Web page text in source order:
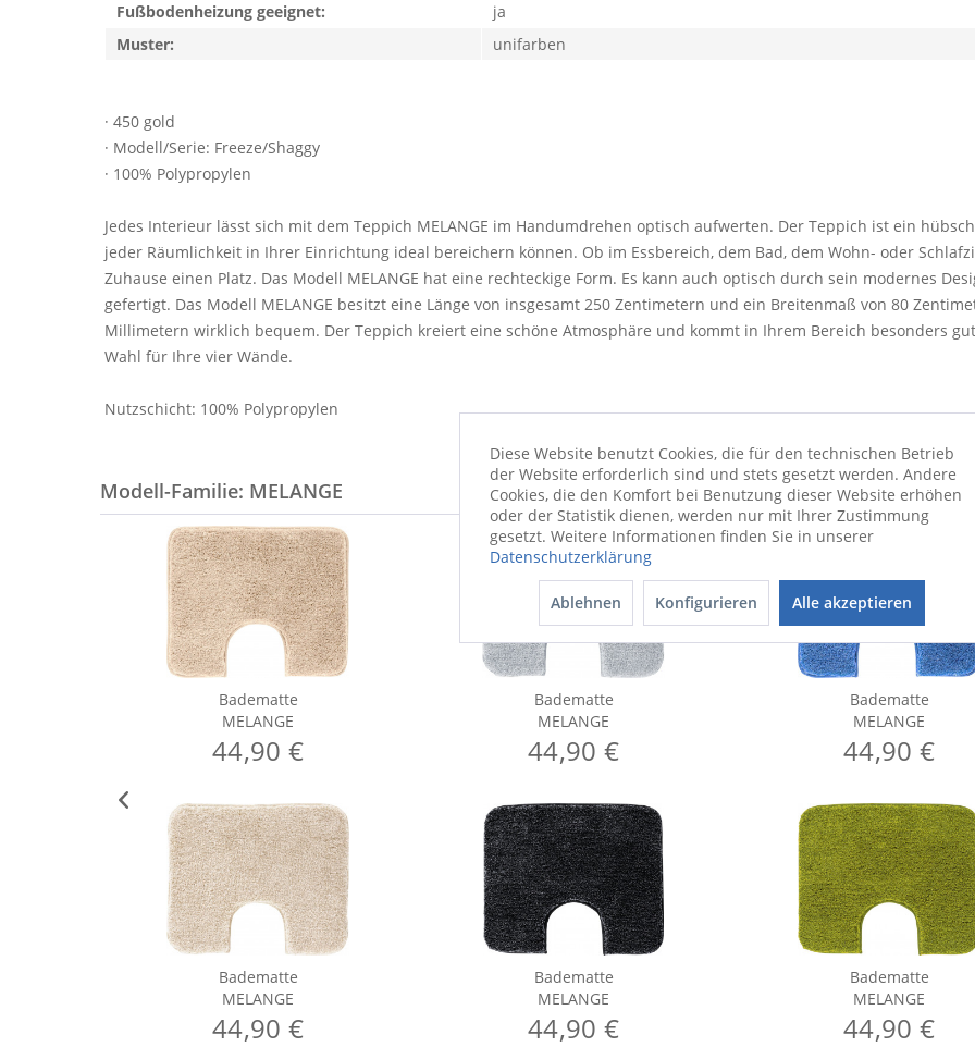
· 450 gold
· Modell/Serie: Freeze/Shaggy
· 100% Polypropylen
Jedes Interieur lässt sich mit dem Teppich MELANGE im Handumdrehen optisch aufwerten. Der Teppich ist ein
jeder Räumlichkeit in Ihrer Einrichtung ideal bereichern können. Ob im Essbereich, dem Bad, dem Wohn- oder
Zuhause einen Platz. Das Modell MELANGE hat eine rechteckige Form. Es kann auch optisch durch sein modernes
gefertigt. Das Modell MELANGE besitzt eine Länge von insgesamt 250 Zentimetern und ein Breitenmaß von 80
Millimetern wirklich bequem. Der Teppich kreiert eine schöne Atmosphäre und kommt in Ihrem Bereich besonders
Wahl für Ihre vier Wände.
Nutzschicht: 100% Polypropylen
Fußbodenheizung geeignet:
ja
Muster:
unifarben
Modell-Familie: MELANGE
Badematte
MELANGE
44,90 €
Badematte
MELANGE
44,90 €
Badematte
MELANGE
44,90 €
Badematte
MELANGE
44,90 €
Badematte
MELANGE
44,90 €
Badematte
MELANGE
44,90 €
Diese Website benutzt Cookies, die für den technischen Betrieb
der Website erforderlich sind und stets gesetzt werden. Andere
Cookies, die den Komfort bei Benutzung dieser Website erhöhen
oder der Statistik dienen, werden nur mit Ihrer Zustimmung
gesetzt. Weitere Informationen finden Sie in unserer
Datenschutzerklärung
Ablehnen Konfigurieren Alle akzeptieren